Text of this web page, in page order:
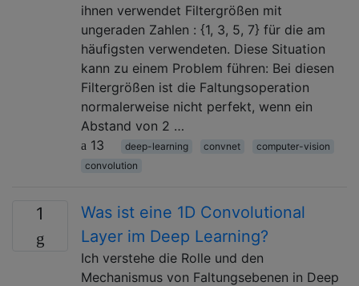
ihnen verwendet Filtergrößen mit
ungeraden Zahlen : {1, 3, 5, 7} für die am
häufigsten verwendeten. Diese Situation
kann zu einem Problem führen: Bei diesen
Filtergrößen ist die Faltungsoperation
normalerweise nicht perfekt, wenn ein
Abstand von 2 …
13
deep-learning convnet
computer-vision
convolution
1
Was ist eine 1D Convolutional
Layer im Deep Learning?
Ich verstehe die Rolle und den
Mechanismus von Faltungsebenen in Deep